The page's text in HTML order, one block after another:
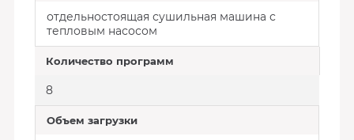
отдельностоящая сушильная машина с
тепловым насосом
Количество программ
8
Объем загрузки